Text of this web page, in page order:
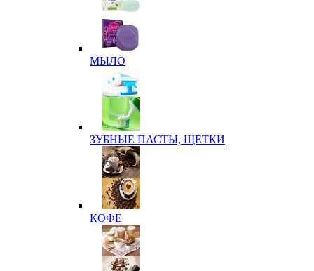
МЫЛО
ЗУБНЫЕ ПАСТЫ, ЩЕТКИ
КОФЕ